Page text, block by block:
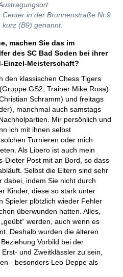
in der Brunnenstraße Nr.9
(B9) genannt.
machen Sie das im
des SC Bad Soden bei ihrer
Einzel-Meisterschaft?
den klassischen Chess Tigers
GS2, Trainer Mike Rosa)
Schramm) und freitags
manchmal auch samstags
Mir persönlich und
ich mit ihnen selbst
Turnieren oder mich
Als Libero ist auch mein
Dieter Post mit an Bord, so dass
Selbst die Eltern sind sehr
dabei, indem Sie nicht durch
Kinder, diese so stark unter
Spieler plötzlich wieder Fehler
überwunden hatten. Alles,
werden, auch wenn es
Deshalb wurden die älteren
Vorbild bei der
und Zweitklässler zu sein,
- besonders Leo Deppe als